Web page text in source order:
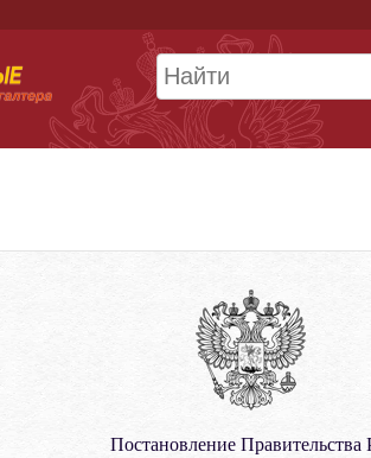
Постановление Правительства